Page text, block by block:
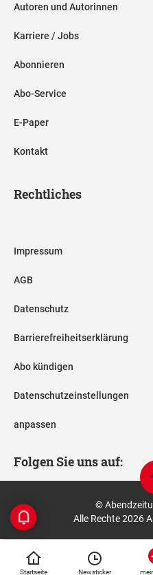
Startseite Newsticker
Autoren und Autorinnen
Karriere / Jobs
Abonnieren
Abo-Service
E-Paper
Kontakt
Rechtliches
Impressum
AGB
Datenschutz
Barrierefreiheitserklärung
Abo kündigen
Datenschutzeinstellungen
anpassen
Folgen Sie uns auf:
©
Alle Rechte 2026